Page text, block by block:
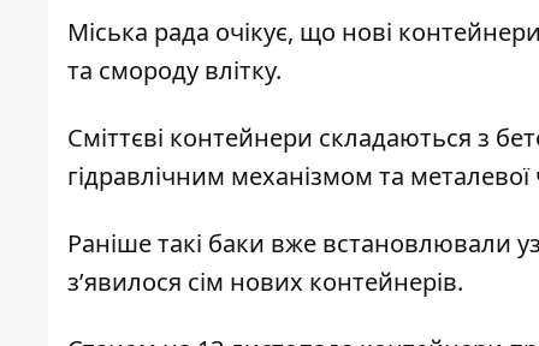
Міська рада очікує, що нові
та смороду влітку.
Сміттєві контейнери складаються з
гідравлічним механізмом та
Раніше такі баки вже встановлювали
з’явилося сім нових контейнерів.